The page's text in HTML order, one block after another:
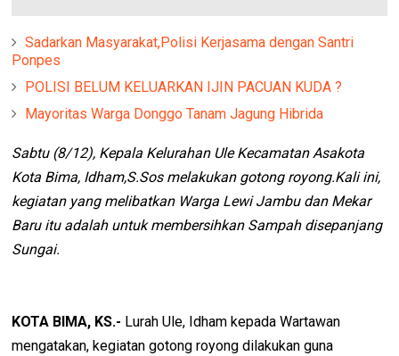
Sadarkan Masyarakat,Polisi Kerjasama dengan Santri
Ponpes
POLISI BELUM KELUARKAN IJIN PACUAN KUDA ?
Mayoritas Warga Donggo Tanam Jagung Hibrida
Sabtu (8/12), Kepala Kelurahan Ule Kecamatan Asakota
Kota Bima, Idham,S.Sos melakukan gotong royong.Kali ini,
kegiatan yang melibatkan Warga Lewi Jambu dan Mekar
Baru itu adalah untuk membersihkan Sampah disepanjang
Sungai.
KOTA BIMA, KS.- Lurah Ule, Idham kepada Wartawan
mengatakan, kegiatan gotong royong dilakukan guna